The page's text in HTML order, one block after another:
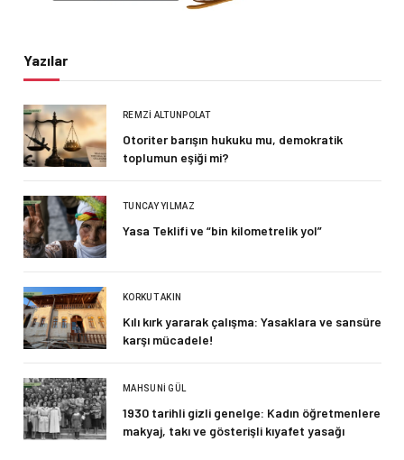
Yazılar
REMZI ALTUNPOLAT
Otoriter barışın hukuku mu, demokratik
toplumun eşiği mi?
TUNCAY YILMAZ
Yasa Teklifi ve “bin kilometrelik yol”
KORKUT AKIN
Kılı kırk yararak çalışma: Yasaklara ve sansüre
karşı mücadele!
MAHSUNI GÜL
1930 tarihli gizli genelge: Kadın öğretmenlere
makyaj, takı ve gösterişli kıyafet yasağı